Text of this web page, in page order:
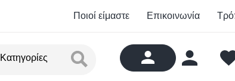
Ποιοί είμαστε Επικοινωνία
Κατηγορίες